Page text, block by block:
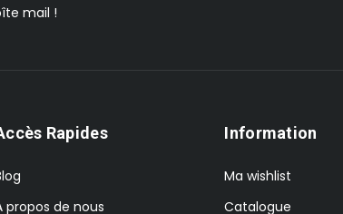
mail !
Rapides
propos de nous
Information
Ma wishlist
Catalogue